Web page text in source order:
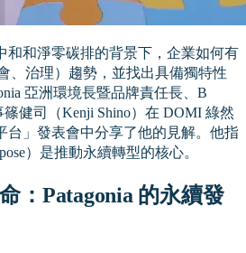
和和淨零碳排的背景下，企業如何有
、治理）趨勢，並找出具備獨特性
亞洲環境長暨品牌責任長、B
篠健司（Kenji Shino）在 DOMI 綠然
台」發表會中分享了他的見解。他指
）是推動永續轉型的核心。
：Patagonia 的永續發